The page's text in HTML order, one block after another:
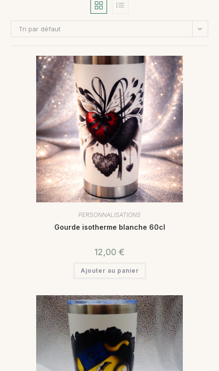
Tri par défaut
PERSONNALISATIONS
Gourde isotherme blanche 60cl
12,00 €
Ajouter au panier